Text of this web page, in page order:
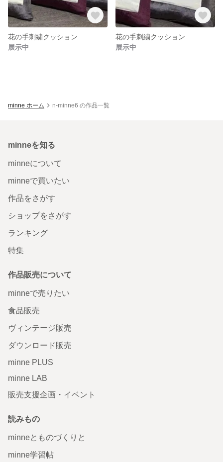
花の手刺繍クッション
展示中
花の手刺繍クッション
展示中
minne ホーム n-minne6 の作品一覧
minneを知る
minneについて
minneで買いたい
作品をさがす
ショップをさがす
ランキング
特集
作品販売について
minneで売りたい
食品販売
ヴィンテージ販売
ダウンロード販売
minne PLUS
minne LAB
販売支援企画・イベント
読みもの
minneとものづくりと
minne学習帖